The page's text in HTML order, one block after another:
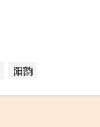
阳韵